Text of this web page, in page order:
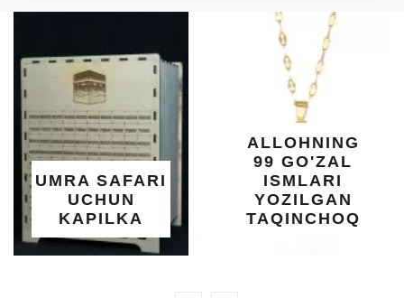
ALLOHNING
99 GO'ZAL
ISMLARI
YOZILGAN
TAQINCHOQ
YELIMI:
UCHUN